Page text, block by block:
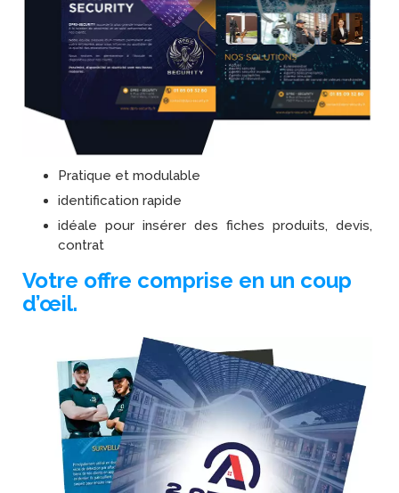
Pratique et modulable
identification rapide
idéale pour insérer des fiches produits, devis,
contrat
Votre offre comprise en un coup
d’œil.